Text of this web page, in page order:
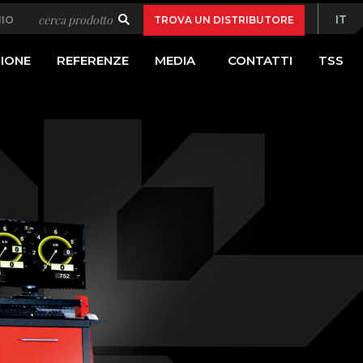
cerca prodotto TROVA UN DISTRIBUTORE IT
REFERENZE MEDIA CONTATTI TSS